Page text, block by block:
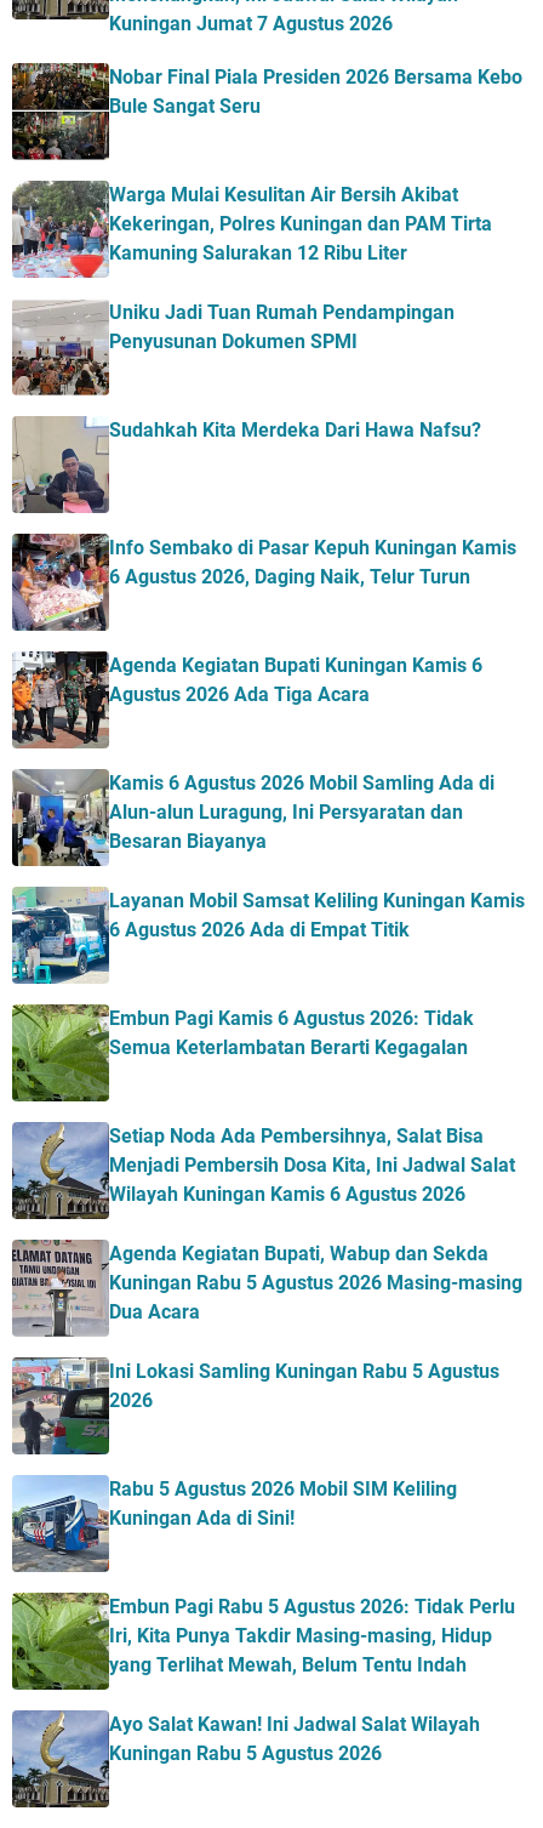
Kuningan Jumat 7 Agustus 2026
Nobar Final Piala Presiden 2026 Bersama Kebo
Bule Sangat Seru
Warga Mulai Kesulitan Air Bersih Akibat
Kekeringan, Polres Kuningan dan PAM Tirta
Kamuning Salurakan 12 Ribu Liter
Uniku Jadi Tuan Rumah Pendampingan
Penyusunan Dokumen SPMI
Sudahkah Kita Merdeka Dari Hawa Nafsu?
Info Sembako di Pasar Kepuh Kuningan Kamis
6 Agustus 2026, Daging Naik, Telur Turun
Agenda Kegiatan Bupati Kuningan Kamis 6
Agustus 2026 Ada Tiga Acara
Kamis 6 Agustus 2026 Mobil Samling Ada di
Alun-alun Luragung, Ini Persyaratan dan
Besaran Biayanya
Layanan Mobil Samsat Keliling Kuningan Kamis
6 Agustus 2026 Ada di Empat Titik
Embun Pagi Kamis 6 Agustus 2026: Tidak
Semua Keterlambatan Berarti Kegagalan
Setiap Noda Ada Pembersihnya, Salat Bisa
Menjadi Pembersih Dosa Kita, Ini Jadwal Salat
Wilayah Kuningan Kamis 6 Agustus 2026
Agenda Kegiatan Bupati, Wabup dan Sekda
Kuningan Rabu 5 Agustus 2026 Masing-masing
Dua Acara
Ini Lokasi Samling Kuningan Rabu 5 Agustus
2026
Rabu 5 Agustus 2026 Mobil SIM Keliling
Kuningan Ada di Sini!
Embun Pagi Rabu 5 Agustus 2026: Tidak Perlu
Iri, Kita Punya Takdir Masing-masing, Hidup
yang Terlihat Mewah, Belum Tentu Indah
Ayo Salat Kawan! Ini Jadwal Salat Wilayah
Kuningan Rabu 5 Agustus 2026